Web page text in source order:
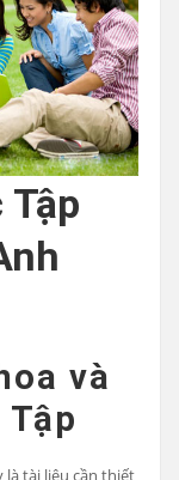
Tập
và
là tài liệu cần thiết